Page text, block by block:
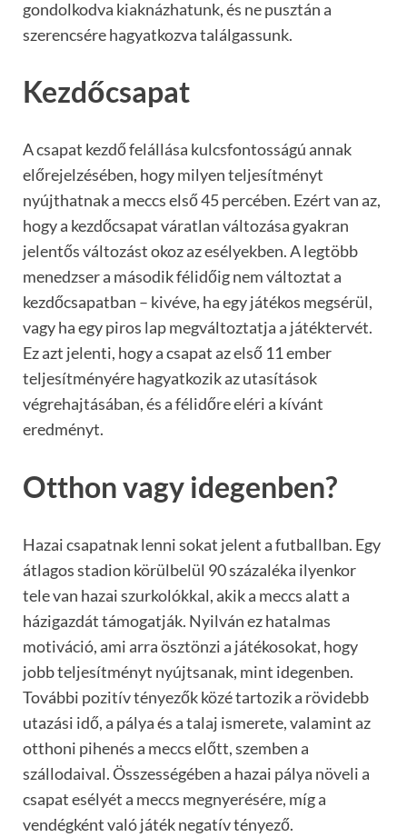
gondolkodva kiaknázhatunk, és ne pusztán a
szerencsére hagyatkozva találgassunk.
Kezdőcsapat
A csapat kezdő felállása kulcsfontosságú annak
előrejelzésében, hogy milyen teljesítményt
nyújthatnak a meccs első 45 percében. Ezért van az,
hogy a kezdőcsapat váratlan változása gyakran
jelentős változást okoz az esélyekben. A legtöbb
menedzser a második félidőig nem változtat a
kezdőcsapatban – kivéve, ha egy játékos megsérül,
vagy ha egy piros lap megváltoztatja a játéktervét.
Ez azt jelenti, hogy a csapat az első 11 ember
teljesítményére hagyatkozik az utasítások
végrehajtásában, és a félidőre eléri a kívánt
eredményt.
Otthon vagy idegenben?
Hazai csapatnak lenni sokat jelent a futballban. Egy
átlagos stadion körülbelül 90 százaléka ilyenkor
tele van hazai szurkolókkal, akik a meccs alatt a
házigazdát támogatják. Nyilván ez hatalmas
motiváció, ami arra ösztönzi a játékosokat, hogy
jobb teljesítményt nyújtsanak, mint idegenben.
További pozitív tényezők közé tartozik a rövidebb
utazási idő, a pálya és a talaj ismerete, valamint az
otthoni pihenés a meccs előtt, szemben a
szállodaival. Összességében a hazai pálya növeli a
csapat esélyét a meccs megnyerésére, míg a
vendégként való játék negatív tényező.